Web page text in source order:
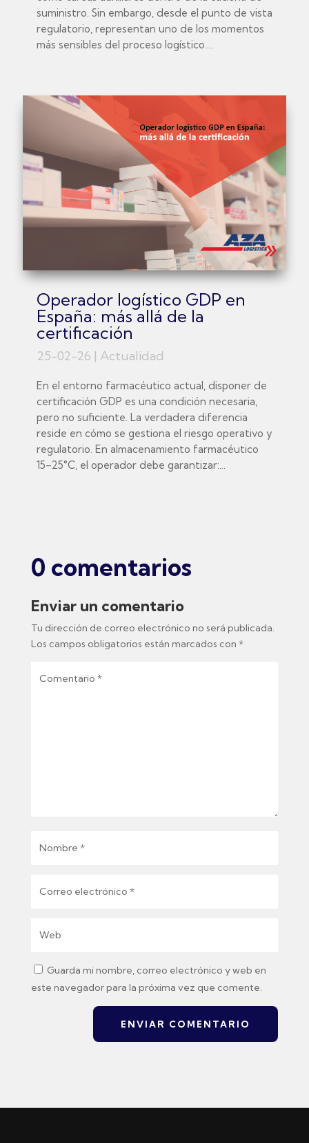
suministro. Sin embargo, desde el punto de vista
regulatorio, representan uno de los momentos
más sensibles del proceso logístico....
Operador logístico GDP en
España: más allá de la
certificación
25-02-26 | Actualidad
En el entorno farmacéutico actual, disponer de
certificación GDP es una condición necesaria,
pero no suficiente. La verdadera diferencia
reside en cómo se gestiona el riesgo operativo y
regulatorio. En almacenamiento farmacéutico
15–25°C, el operador debe garantizar:...
0 comentarios
Enviar un comentario
Tu dirección de correo electrónico no será publicada.
Los campos obligatorios están marcados con *
Guarda mi nombre, correo electrónico y web en
este navegador para la próxima vez que comente.
ENVIAR COMENTARIO